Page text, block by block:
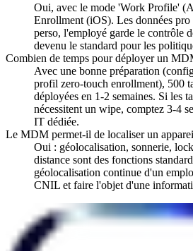
Oui, avec le mode 'Work Profile'
Enrollment (iOS). Les données pro
perso, l'employé garde le contrôle
devenu le standard pour les
Combien de temps pour déployer un
Avec une bonne préparation
profil zero-touch enrollment), 500
déployées en 1-2 semaines. Si les
nécessitent un wipe, comptez 3-4
IT dédiée.
Le MDM permet-il de localiser un
Oui : géolocalisation, sonnerie,
distance sont des fonctions
géolocalisation continue d'un
CNIL et faire l'objet d'une